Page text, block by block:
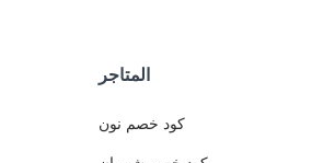
المتاجر
كود خصم نون